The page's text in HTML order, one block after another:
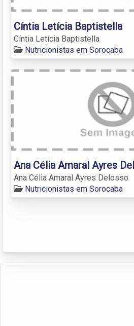
Cíntia Letícia Baptistella
Cíntia Letícia Baptistella
Nutricionistas em Sorocaba
Ana Célia Amaral Ayres
Ana Célia Amaral Ayres Delosso
Nutricionistas em Sorocaba